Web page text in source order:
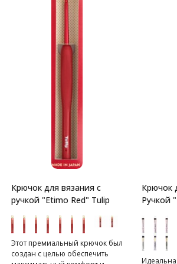
Крючок для вязания с
ручкой "Etimo Red" Tulip
Этот премиальный крючок был
создан с целью обеспечить
Крючок
Ручкой